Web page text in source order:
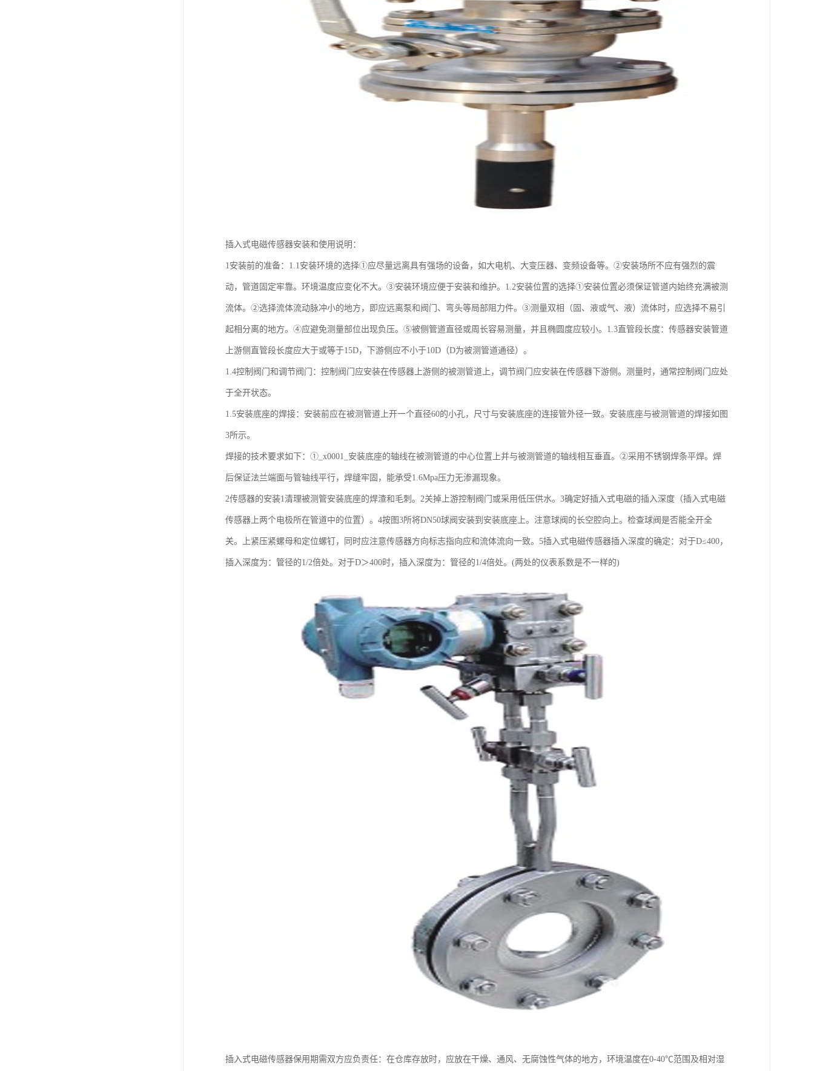
插入式电磁传感器安装和使用说明：
1安装前的准备：1.1安装环境的选择①应尽量远离具有强场的设备，如大电机、大变压器、变频设备等。②安装场所不应有强烈的震
动，管道固定牢靠。环境温度应变化不大。③安装环境应便于安装和维护。1.2安装位置的选择①安装位置必须保证管道内始终充满被测
流体。②选择流体流动脉冲小的地方，即应远离泵和阀门、弯头等局部阻力件。③测量双相（固、液或气、液）流体时，应选择不易引
起相分离的地方。④应避免测量部位出现负压。⑤被侧管道直径或周长容易测量，并且椭圆度应较小。1.3直管段长度：传感器安装管道
上游侧直管段长度应大于或等于15D，下游侧应不小于10D（D为被测管道通径）。
1.4控制阀门和调节阀门：控制阀门应安装在传感器上游侧的被测管道上，调节阀门应安装在传感器下游侧。测量时，通常控制阀门应处
于全开状态。
1.5安装底座的焊接：安装前应在被测管道上开一个直径60的小孔，尺寸与安装底座的连接管外径一致。安装底座与被测管道的焊接如图
3所示。
焊接的技术要求如下：①_x0001_安装底座的轴线在被测管道的中心位置上并与被测管道的轴线相互垂直。②采用不锈钢焊条平焊。焊
后保证法兰端面与管轴线平行，焊缝牢固，能承受1.6Mpa压力无渗漏现象。
2传感器的安装1清理被测管安装底座的焊渣和毛刺。2关掉上游控制阀门或采用低压供水。3确定好插入式电磁的插入深度（插入式电磁
传感器上两个电极所在管道中的位置）。4按图3所将DN50球阀安装到安装底座上。注意球阀的长空腔向上。检查球阀是否能全开全
关。上紧压紧螺母和定位螺钉，同时应注意传感器方向标志指向应和流体流向一致。5插入式电磁传感器插入深度的确定：对于D≤400，
插入深度为：管径的1/2倍处。对于D＞400时，插入深度为：管径的1/4倍处。(两处的仪表系数是不一样的)
插入式电磁传感器保用期需双方应负责任：在仓库存放时，应放在干燥、通风、无腐蚀性气体的地方，环境温度在0-40℃范围及相对湿